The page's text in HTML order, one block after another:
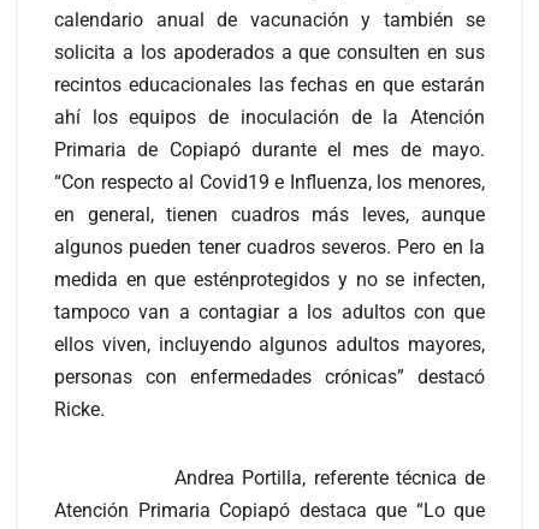
calendario anual de vacunación y también se
solicita a los apoderados a que consulten en sus
recintos educacionales las fechas en que estarán
ahí los equipos de inoculación de la Atención
Primaria de Copiapó durante el mes de mayo.
“Con respecto al Covid19 e Influenza, los menores,
en general, tienen cuadros más leves, aunque
algunos pueden tener cuadros severos. Pero en la
medida en que esténprotegidos y no se infecten,
tampoco van a contagiar a los adultos con que
ellos viven, incluyendo algunos adultos mayores,
personas con enfermedades crónicas” destacó
Ricke.
Andrea Portilla, referente técnica de
Atención Primaria Copiapó destaca que “Lo que